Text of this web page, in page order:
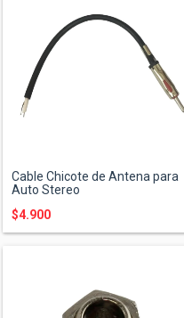
Cable Chicote de Antena para
Auto Stereo
$4.900